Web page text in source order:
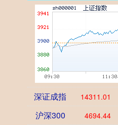
深证成指 14311.01
沪深300 4694.44